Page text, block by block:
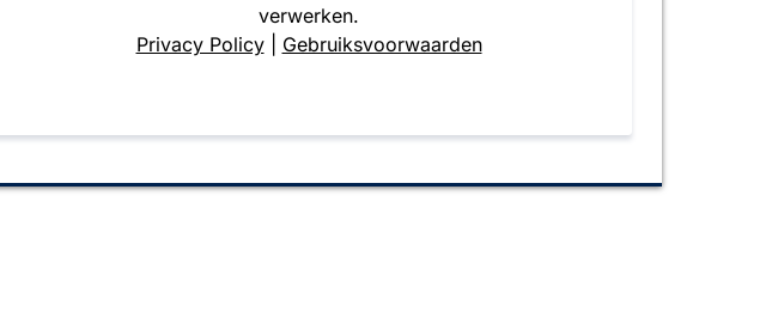
verwerken.
Privacy Policy| Gebruiksvoorwaarden